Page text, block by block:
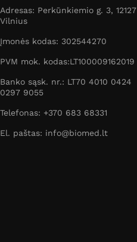
Adresas: Perkūnkiemio g. 3, 12127
Vilnius
Įmonės kodas: 302544270
PVM mok. kodas:LT100009162019
Banko sąsk. nr.: LT70 4010 0424
0297 9055
Telefonas: +370 683 68331
El. paštas: info@biomed.lt